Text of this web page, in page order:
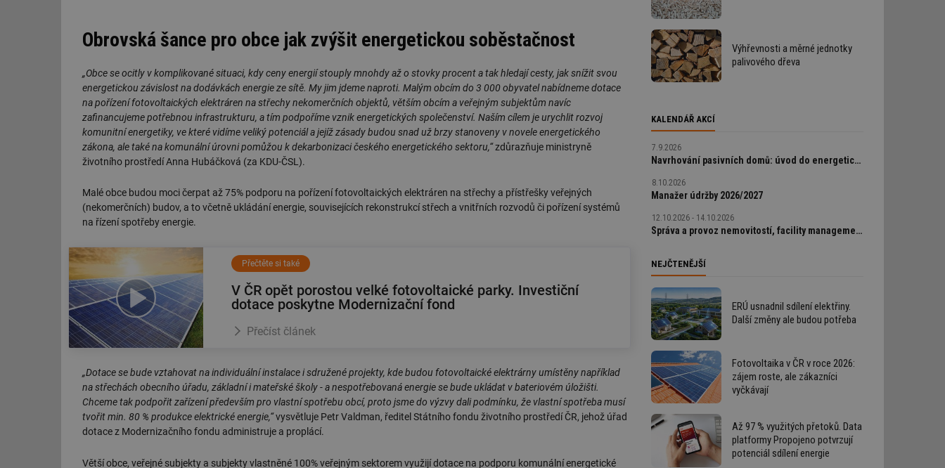
Obrovská šance pro obce jak zvýšit energetickou soběstačnost
„Obce se ocitly v komplikované situaci, kdy ceny energií stouply mnohdy až o stovky procent a tak hledají cesty, jak snížit svou
energetickou závislost na dodávkách energie ze sítě. My jim jdeme naproti. Malým obcím do 3 000 obyvatel nabídneme dotace
na pořízení fotovoltaických elektráren na střechy nekomerčních objektů, větším obcím a veřejným subjektům navíc
zafinancujeme potřebnou infrastrukturu, a tím podpoříme vznik energetických společenství. Naším cílem je urychlit rozvoj
komunitní energetiky, ve které vidíme veliký potenciál a jejíž zásady budou snad už brzy stanoveny v novele energetického
zákona, ale také na komunální úrovni pomůžou k dekarbonizaci českého energetického sektoru,“zdůrazňuje ministryně
životního prostředí Anna Hubáčková (za KDU-ČSL).
Malé obce budou moci čerpat až 75% podporu na pořízení fotovoltaických elektráren na střechy a přístřešky veřejných
(nekomerčních) budov, a to včetně ukládání energie, souvisejících rekonstrukcí střech a vnitřních rozvodů či pořízení systémů
na řízení spotřeby energie.
Přečtěte si také
V ČR opět porostou velké fotovoltaické parky. Investiční
dotace poskytne Modernizační fond
Přečíst článek
„Dotace se bude vztahovat na individuální instalace i sdružené projekty, kde budou fotovoltaické elektrárny umístěny například
na střechách obecního úřadu, základní i mateřské školy - a nespotřebovaná energie se bude ukládat v bateriovém úložišti.
Chceme tak podpořit zařízení především pro vlastní spotřebu obcí, proto jsme do výzvy dali podmínku, že vlastní spotřeba musí
tvořit min. 80 % produkce elektrické energie,“vysvětluje Petr Valdman, ředitel Státního fondu životního prostředí ČR, jehož úřad
dotace z Modernizačního fondu administruje a proplácí.
Větší obce, veřejné subjekty a subjekty vlastněné 100% veřejným sektorem využijí dotace na podporu komunální energetické
Výhřevnosti a měrné jednotky
palivového dřeva
KALENDÁŘ AKCÍ
7.9.2026
Navrhování pasivních domů: úvod do energeticky úsporné výstavby
8.10.2026
Manažer údržby 2026/2027
12.10.2026 - 14.10.2026
Správa a provoz nemovitostí, facility management v praxi
NEJČTENĚJŠÍ
ERÚ usnadnil sdílení elektřiny.
Další změny ale budou potřeba
Fotovoltaika v ČR v roce 2026:
zájem roste, ale zákazníci
vyčkávají
Až 97 % využitých přetoků. Data
platformy Propojeno potvrzují
potenciál sdílení energie